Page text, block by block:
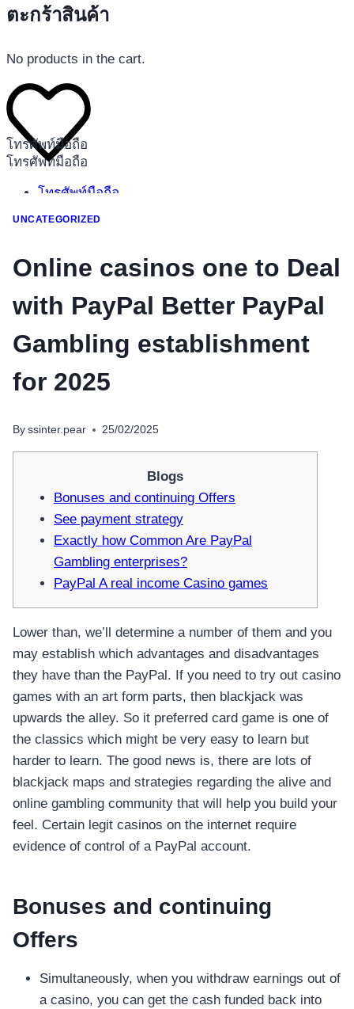
โทรศัพท์มือถือ
โทรศัพท์มือถือ
โทรศัพท์มือถือ
อุปกรณ์เสริมโทรศัพท์
ตะกร้าสินค้า
No products in the cart.
UNCATEGORIZED
Online casinos one to Deal
with PayPal Better PayPal
Gambling establishment
for 2025
By ssinter.pear 25/02/2025
Blogs
Bonuses and continuing Offers
See payment strategy
Exactly how Common Are PayPal
Gambling enterprises?
PayPal A real income Casino games
Lower than, we’ll determine a number of them and you
may establish which advantages and disadvantages
they have than the PayPal. If you need to try out casino
games with an art form parts, then blackjack was
upwards the alley. So it preferred card game is one of
the classics which might be very easy to learn but
harder to learn. The good news is, there are lots of
blackjack maps and strategies regarding the alive and
online gambling community that will help you build your
feel. Certain legit casinos on the internet require
evidence of control of a PayPal account.
Bonuses and continuing
Offers
Simultaneously, when you withdraw earnings out of
a casino, you can get the cash funded back into